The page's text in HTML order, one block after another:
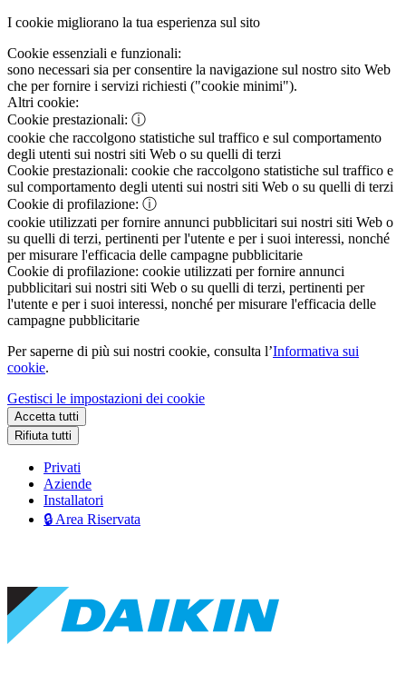
I cookie migliorano la tua esperienza sul sito
Cookie essenziali e funzionali:
sono necessari sia per consentire la navigazione sul nostro sito Web
che per fornire i servizi richiesti ("cookie minimi").
Altri cookie:
Cookie prestazionali: ⓘ
cookie che raccolgono statistiche sul traffico e sul comportamento
degli utenti sui nostri siti Web o su quelli di terzi
Cookie prestazionali: cookie che raccolgono statistiche sul traffico e
sul comportamento degli utenti sui nostri siti Web o su quelli di terzi
Cookie di profilazione: ⓘ
cookie utilizzati per fornire annunci pubblicitari sui nostri siti Web o
su quelli di terzi, pertinenti per l'utente e per i suoi interessi, nonché
per misurare l'efficacia delle campagne pubblicitarie
Cookie di profilazione: cookie utilizzati per fornire annunci
pubblicitari sui nostri siti Web o su quelli di terzi, pertinenti per
l'utente e per i suoi interessi, nonché per misurare l'efficacia delle
campagne pubblicitarie
Per saperne di più sui nostri cookie, consulta l’Informativa sui
cookie.
Gestisci le impostazioni dei cookie
Accetta tutti
Rifiuta tutti
Privati
Aziende
Installatori
🔒 Area Riservata